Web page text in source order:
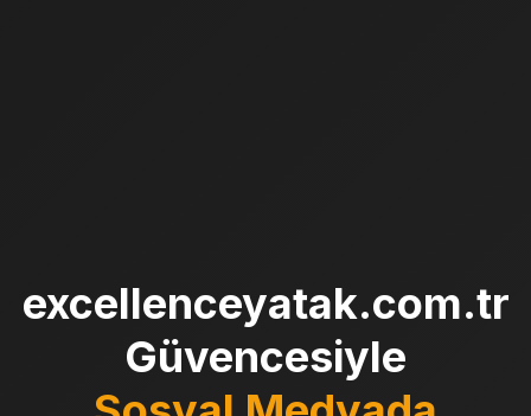
excellenceyatak.com.tr
Güvencesiyle